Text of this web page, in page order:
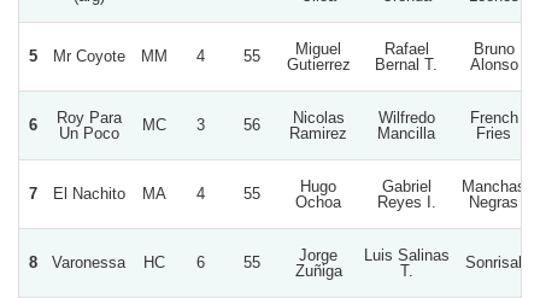
5 Mr Coyote MM 4 55
Miguel
Gutierrez
Rafael
Bernal T.
Bruno
Alonso
6
Roy Para
Un Poco
MC 3 56
Nicolas
Ramirez
Wilfredo
Mancilla
French
Fries
7 El Nachito MA 4 55
Hugo
Ochoa
Gabriel
Reyes I.
Manchas
Negras
8 Varonessa HC 6 55
Jorge
Zuñiga
Luis Salinas
T.
Sonrisal